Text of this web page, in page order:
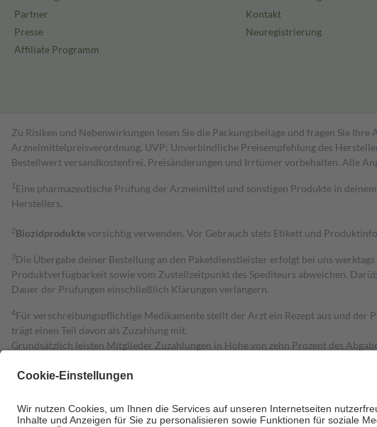
Partner
Presse
Affiliate Programm
Kontakt
Neuregistrierung
Zu Risiken und Nebenwirkungen lesen Sie die Packungsbeilage und fragen Sie
Arzneimittelpreisverordnung. UVP: Unverbindliche Preisempfehlung des
Bestell­wert versand­kosten­frei. Preisänderungen und Irrtümer vorbehalten. Alle
1 Eine pharmazeutische Prüfung der Arzneimittel und sonstigen Produkte in
Herstellers.
2Biozidproduktevorsichtig verwenden. Vor Gebrauch stets Etikett und
3Die Übergabe deiner Bestellung an den Paketdienstleister erfolgt bei uns
Produktverfügbarkeit sowie vom Zustellzeitpunkt des Spediteurs abweichen.
Dauer der Prüfungen einschließlich Klärungen verlängern.
4Für verschreibungspflichtige Medikamente stellt der Arzt ein Rezept aus und
trägt einen Teil davon als Zuzahlung mit.
Grundsätzlich leisten Mitglieder Zuzahlungen in Höhe von zehn Prozent des
Diese Regeln gelten grundsätzlich auch für Online-Apotheken.
Um das Engagement der Versicherten für ihre eigene Gesundheit zu stärken und
• Kindern und Jugendlichen bis zum vollendeten 18. Lebensjahr mit Ausnahme